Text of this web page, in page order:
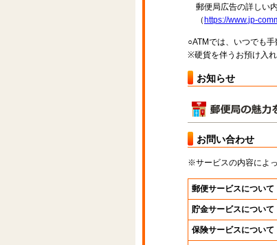
郵便局広告の詳しい
（ https://www.jp-
○ATMでは、いつでも
※硬貨を伴うお預け入
お知らせ
お問い合わせ
※サービスの内容によ
郵便サービスについて
貯金サービスについて
保険サービスについて